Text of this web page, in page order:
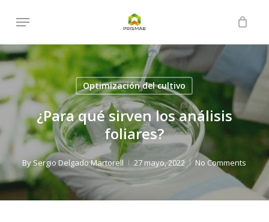
content
Menu
Close
Optimización del cultivo
¿Para qué sirven los análisis
foliares?
BySergio Delgado Martorell 27 mayo, 2022 No Comments